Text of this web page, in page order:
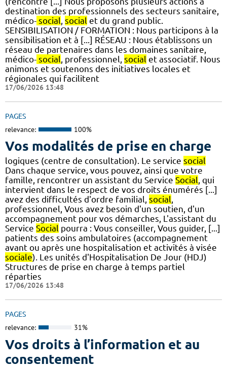
destination des professionnels des secteurs sanitaire,
médico- social social et du grand public.
SENSIBILISATION / FORMATION : Nous participons à la
sensibilisation et à [...] RÉSEAU : Nous établissons un
réseau de partenaires dans les domaines sanitaire,
médico- social , professionnel, social et associatif. Nous
animons et soutenons des initiatives locales et
régionales qui facilitent
17/06/2026 13:48
PAGES
relevance: 100%
Vos modalités de prise en charge
logiques (centre de consultation). Le service social
Dans chaque service, vous pouvez, ainsi que votre
famille, rencontrer un assistant du Service Social, qui
intervient dans le respect de vos droits énumérés [...]
avez des difficultés d'ordre familial, social,
professionnel, Vous avez besoin d'un soutien, d'un
accompagnement pour vos démarches, L'assistant du
Service Social pourra : Vous conseiller, Vous guider, [...]
patients des soins ambulatoires (accompagnement
avant ou après une hospitalisation et activités à visée
sociale). Les unités d'Hospitalisation De Jour (HDJ)
Structures de prise en charge à temps partiel
réparties
17/06/2026 13:48
PAGES
relevance: 31%
Vos droits à l’information et au
consentement